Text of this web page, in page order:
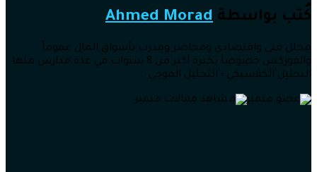
كُتب بواسطة Ahmed Morad
محلل فني واقتصادي ومحاضر ومدرب بأسواق المال عموماً
والفوركس خصوصاً بخبرة أكثر من 8 سنوات في عدة مدارس منها :
التحليل الكلاسيكي - التحليل الموجي ..